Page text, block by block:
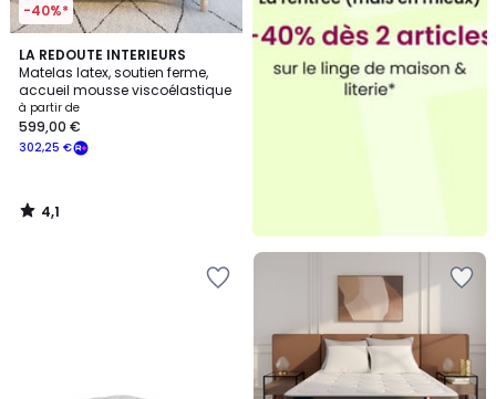
-40%*
LA REDOUTE INTERIEURS
Matelas latex, soutien ferme,
accueil mousse viscoélastique
à partir de
302,25 €
599,00 €
4,1
/ 5
4,1
/